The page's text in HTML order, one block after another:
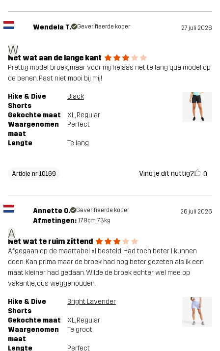
W
Wendela T. Geverifieerde koper 27 juli 2026
Net wat aan de lange kant
Prettig model broek, maar voor mij helaas net te lang qua model op
de benen. Past niet mooi bij mij!
Hike & Dive
Shorts
Black
Gekochte maat XL, Regular
Waargenomen
maat
Perfect
Lengte Te lang
Article nr 10169 Vind je dit nuttig? 0
A
Annette O. Geverifieerde koper 26 juli 2026
Afmetingen: 178cm, 73kg
Net wat te ruim zittend
Afgegaan op de maattabel xl besteld. Had toch beter l kunnen
doen. Kan prima maar de broek had nog beter gezeten als ik een
maat kleiner had gedaan. Wilde de broek echter wel mee op
vakantie, dus weggehouden.
Hike & Dive
Shorts
Bright Lavender
Gekochte maat XL, Regular
Waargenomen
maat
Te groot
Lengte Perfect